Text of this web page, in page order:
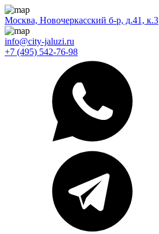
Москва, Новочеркасский б-р, д.41, к.3
info@city-jaluzi.ru
+7 (495) 542-76-98